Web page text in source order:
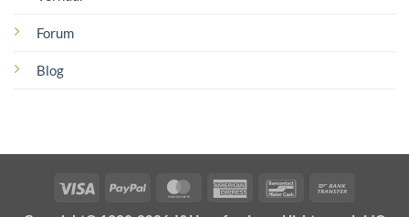
Forum
Blog
Visa PayPal MasterCardAmerican
Bancontact